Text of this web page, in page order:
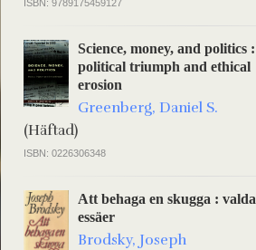
ISBN: 9789175459127
Science, money, and politics :
political triumph and ethical
erosion
Greenberg, Daniel S.
(Häftad)
ISBN: 0226306348
Att behaga en skugga : valda
essäer
Brodsky, Joseph